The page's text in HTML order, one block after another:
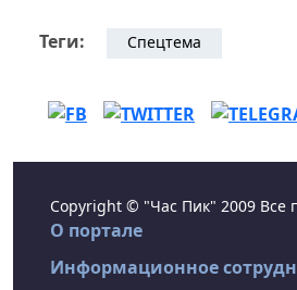
Теги: Спецтема
Copyright © "Час Пик" 2009
О портале
Информационное